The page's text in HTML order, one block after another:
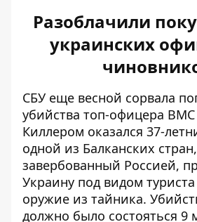
Разоблачили
украинских
СБУ еще весной сорвала
убийства топ-офицера
Киллером оказался 37-
одной из Балканских стран,
завербованный Россией,
Украину под видом
оружие из тайника.
должно было состояться 9